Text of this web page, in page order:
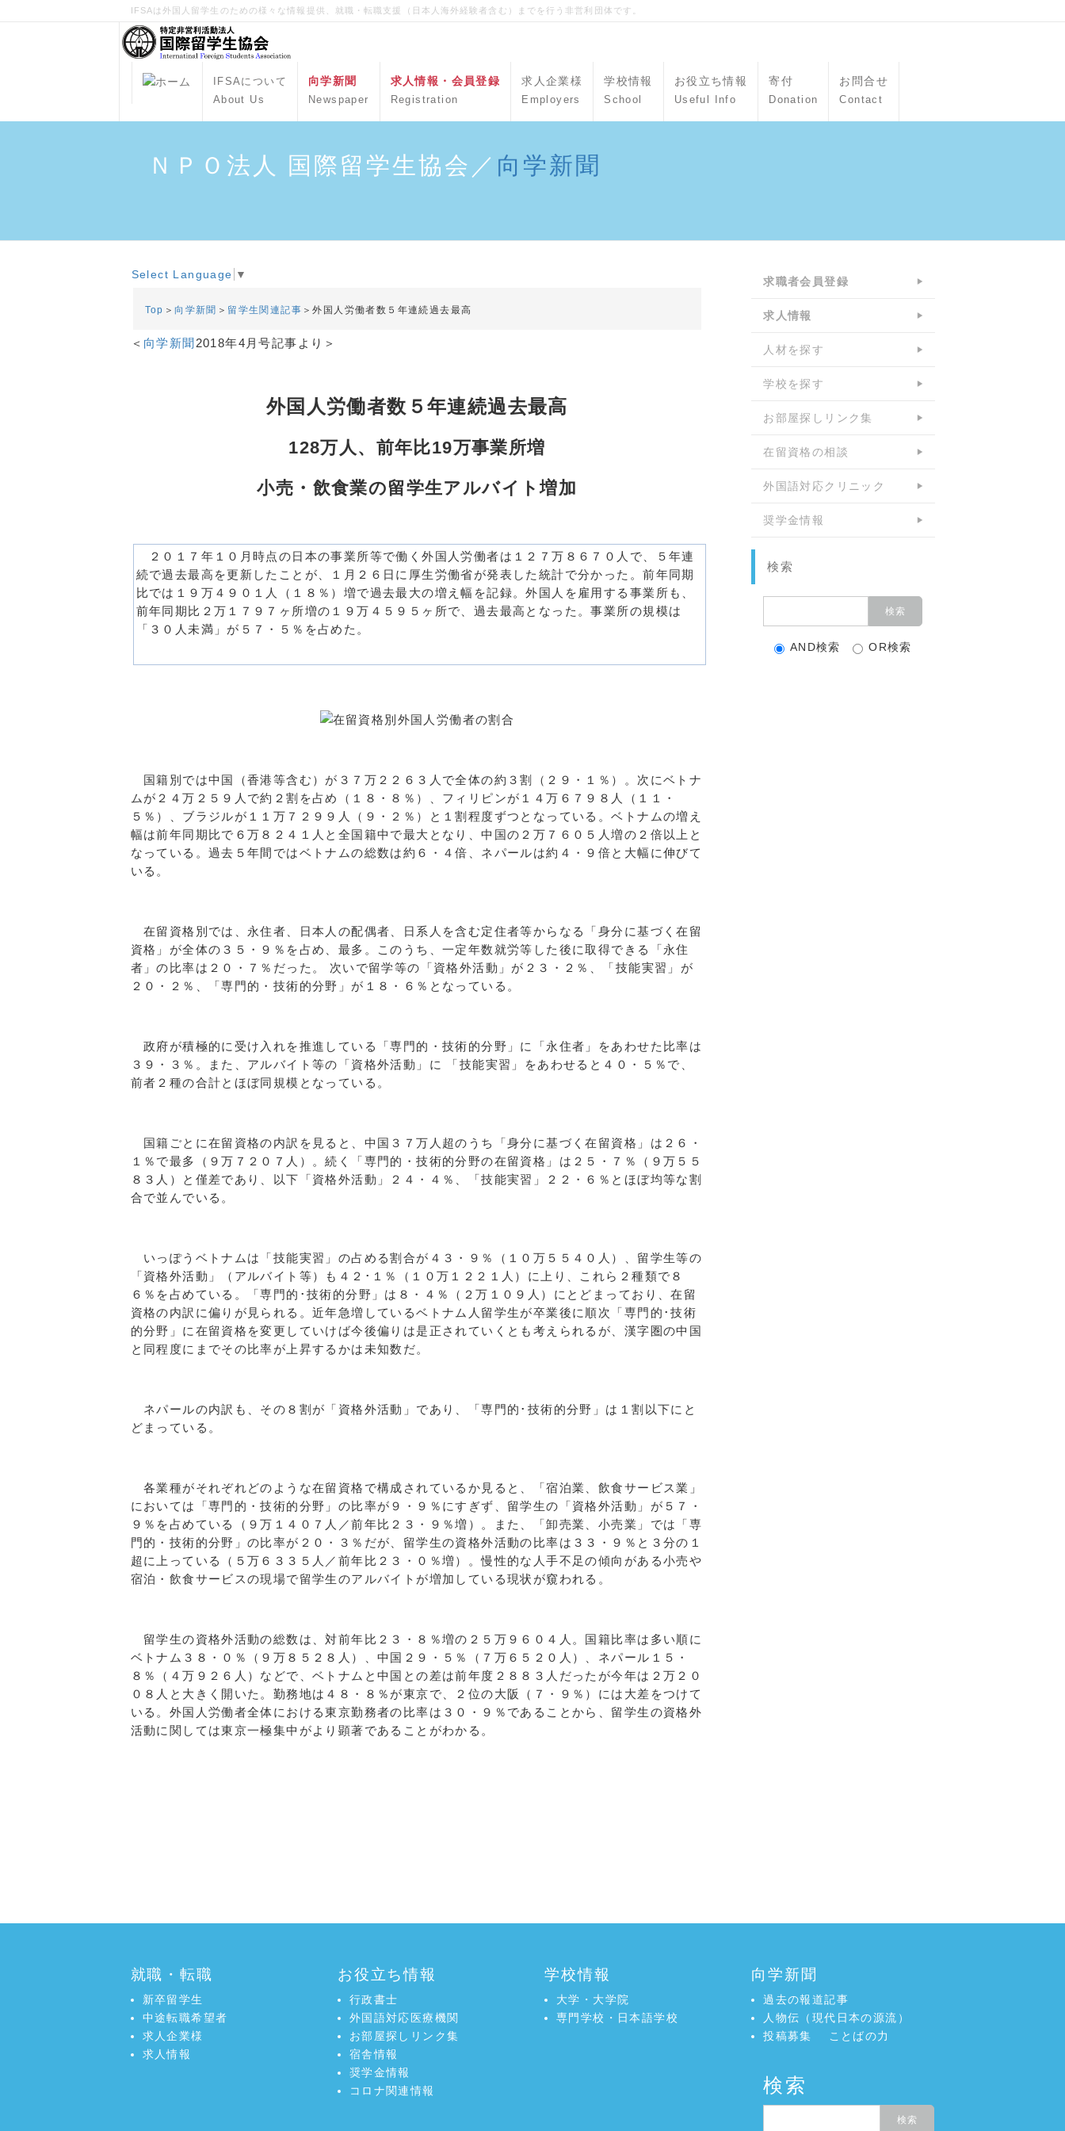
IFSAは外国人留学生のための様々な情報提供、就職・転職支援（日本人海外経験者含む）までを行う非営利団体です。
IFSAについて
About Us
向学新聞
Newspaper
求人情報・会員登録
Registration
求人企業様
Employers
学校情報
School
お役立ち情報
Useful Info
寄付
Donation
お問合せ
Contact
ＮＰＯ法人 国際留学生協会／ 向学新聞
Select Language ▼
Top ＞向学新聞 ＞ 留学生関連記事 ＞外国人労働者数５年連続過去最高
＜ 向学新聞 2018年4月号記事より＞
外国人労働者数５年連続過去最高
128万人、前年比19万事業所増
小売・飲食業の留学生アルバイト増加
２０１７年１０月時点の日本の事業所等で働く外国人労働者は１２７万８６７０人で、５年連
続で過去最高を更新したことが、１月２６日に厚生労働省が発表した統計で分かった。前年同期
比では１９万４９０１人（１８％）増で過去最大の増え幅を記録。外国人を雇用する事業所も、
前年同期比２万１７９７ヶ所増の１９万４５９５ヶ所で、過去最高となった。事業所の規模は
「３０人未満」が５７・５％を占めた。
国籍別では中国（香港等含む）が３７万２２６３人で全体の約３割（２９・１％）。次にベトナ
ムが２４万２５９人で約２割を占め（１８・８％）、フィリピンが１４万６７９８人（１１・
５％）、ブラジルが１１万７２９９人（９・２％）と１割程度ずつとなっている。ベトナムの増え
幅は前年同期比で６万８２４１人と全国籍中で最大となり、中国の２万７６０５人増の２倍以上と
なっている。過去５年間ではベトナムの総数は約６・４倍、ネパールは約４・９倍と大幅に伸びて
いる。
在留資格別では、永住者、日本人の配偶者、日系人を含む定住者等からなる「身分に基づく在留
資格」が全体の３５・９％を占め、最多。このうち、一定年数就労等した後に取得できる「永住
者」の比率は２０・７％だった。 次いで留学等の「資格外活動」が２３・２％、「技能実習」が
２０・２％、「専門的・技術的分野」が１８・６％となっている。
政府が積極的に受け入れを推進している「専門的・技術的分野」に「永住者」をあわせた比率は
３９・３％。また、アルバイト等の「資格外活動」に 「技能実習」をあわせると４０・５％で、
前者２種の合計とほぼ同規模となっている。
国籍ごとに在留資格の内訳を見ると、中国３７万人超のうち「身分に基づく在留資格」は２６・
１％で最多（９万７２０７人）。続く「専門的・技術的分野の在留資格」は２５・７％（９万５５
８３人）と僅差であり、以下「資格外活動」２４・４％、「技能実習」２２・６％とほぼ均等な割
合で並んでいる。
いっぽうベトナムは「技能実習」の占める割合が４３・９％（１０万５５４０人）、留学生等の
「資格外活動」（アルバイト等）も４２･１％（１０万１２２１人）に上り、これら２種類で８
６％を占めている。「専門的･技術的分野」は８・４％（２万１０９人）にとどまっており、在留
資格の内訳に偏りが見られる。近年急増しているベトナム人留学生が卒業後に順次「専門的･技術
的分野」に在留資格を変更していけば今後偏りは是正されていくとも考えられるが、漢字圏の中国
と同程度にまでその比率が上昇するかは未知数だ。
ネパールの内訳も、その８割が「資格外活動」であり、「専門的･技術的分野」は１割以下にと
どまっている。
各業種がそれぞれどのような在留資格で構成されているか見ると、「宿泊業、飲食サービス業」
においては「専門的・技術的分野」の比率が９・９％にすぎず、留学生の「資格外活動」が５７・
９％を占めている（９万１４０７人／前年比２３・９％増）。また、「卸売業、小売業」では「専
門的・技術的分野」の比率が２０・３％だが、留学生の資格外活動の比率は３３・９％と３分の１
超に上っている（５万６３３５人／前年比２３・０％増）。慢性的な人手不足の傾向がある小売や
宿泊・飲食サービスの現場で留学生のアルバイトが増加している現状が窺われる。
留学生の資格外活動の総数は、対前年比２３・８％増の２５万９６０４人。国籍比率は多い順に
ベトナム３８・０％（９万８５２８人）、中国２９・５％（７万６５２０人）、ネパール１５・
８％（４万９２６人）などで、ベトナムと中国との差は前年度２８８３人だったが今年は２万２０
０８人と大きく開いた。勤務地は４８・８％が東京で、２位の大阪（７・９％）には大差をつけて
いる。外国人労働者全体における東京勤務者の比率は３０・９％であることから、留学生の資格外
活動に関しては東京一極集中がより顕著であることがわかる。
求職者会員登録
求人情報
人材を探す
学校を探す
お部屋探しリンク集
在留資格の相談
外国語対応クリニック
奨学金情報
検索
AND検索 OR検索
就職・転職
新卒留学生
中途転職希望者
求人企業様
求人情報
お役立ち情報
行政書士
外国語対応医療機関
お部屋探しリンク集
宿舎情報
奨学金情報
コロナ関連情報
学校情報
大学・大学院
専門学校・日本語学校
向学新聞
過去の報道記事
人物伝（現代日本の源流）
投稿募集
ことばの力
検索